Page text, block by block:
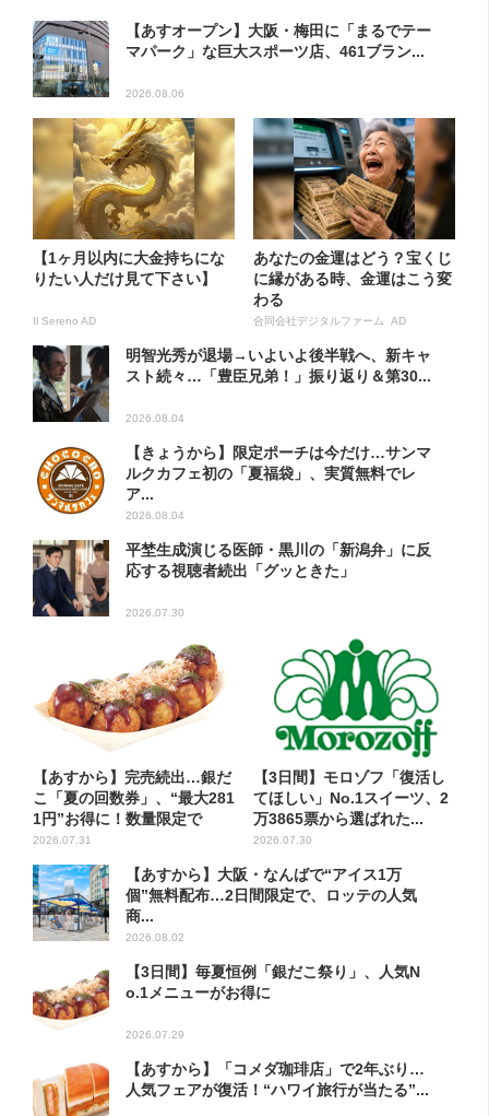
【あすオープン】大阪・梅田に「まるでテー
マパーク」な巨大スポーツ店、461ブラン...
2026.08.06
【1ヶ月以内に大金持ちにな
りたい人だけ見て下さい】
Il Sereno AD
あなたの金運はどう？宝くじ
に縁がある時、金運はこう変
わる
合同会社デジタルファーム AD
明智光秀が退場→いよいよ後半戦へ、新キャ
スト続々…「豊臣兄弟！」振り返り＆第30...
2026.08.04
【きょうから】限定ポーチは今だけ…サンマ
ルクカフェ初の「夏福袋」、実質無料でレ
ア...
2026.08.04
平埜生成演じる医師・黒川の「新潟弁」に反
応する視聴者続出「グッときた」
2026.07.30
【あすから】完売続出…銀だ
こ「夏の回数券」、“最大281
1円”お得に！数量限定で
2026.07.31
【3日間】モロゾフ「復活し
てほしい」No.1スイーツ、2
万3865票から選ばれた...
2026.07.30
【あすから】大阪・なんばで“アイス1万
個”無料配布…2日間限定で、ロッテの人気
商...
2026.08.02
【3日間】毎夏恒例「銀だこ祭り」、人気N
o.1メニューがお得に
2026.07.29
【あすから】「コメダ珈琲店」で2年ぶり…
人気フェアが復活！“ハワイ旅行が当たる”...